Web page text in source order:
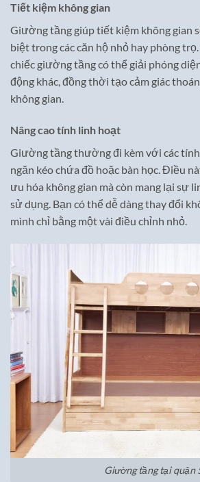
Tiết kiệm không gian
Giường tầng giúp tiết kiệm không gian
biệt trong các căn hộ nhỏ hay phòng
chiếc giường tầng có thể giải phóng
động khác, đồng thời tạo cảm giác
không gian.
Nâng cao tính linh hoạt
Giường tầng thường đi kèm với các
ngăn kéo chứa đồ hoặc bàn học. Điều
ưu hóa không gian mà còn mang lại sự
sử dụng. Bạn có thể dễ dàng thay đổi
mình chỉ bằng một vài điều chỉnh nhỏ.
Giường tầng tại quận